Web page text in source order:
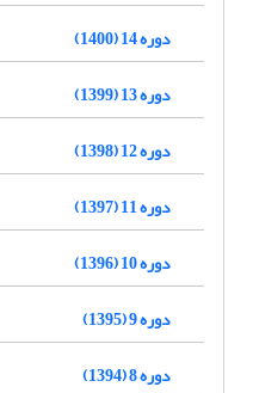
دوره 14 (1400)
دوره 13 (1399)
دوره 12 (1398)
دوره 11 (1397)
دوره 10 (1396)
دوره 9 (1395)
دوره 8 (1394)